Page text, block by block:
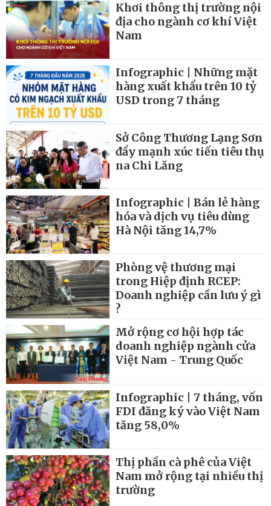
Khơi thông thị trường nội
địa cho ngành cơ khí Việt
Nam
Infographic | Những mặt
hàng xuất khẩu trên 10 tỷ
USD trong 7 tháng
Sở Công Thương Lạng Sơn
đẩy mạnh xúc tiến tiêu thụ
na Chi Lăng
Infographic | Bán lẻ hàng
hóa và dịch vụ tiêu dùng
Hà Nội tăng 14,7%
Phòng vệ thương mại
trong Hiệp định RCEP:
Doanh nghiệp cần lưu ý gì
?
Mở rộng cơ hội hợp tác
doanh nghiệp ngành cửa
Việt Nam - Trung Quốc
Infographic | 7 tháng, vốn
FDI đăng ký vào Việt Nam
tăng 58,0%
Thị phần cà phê của Việt
Nam mở rộng tại nhiều thị
trường